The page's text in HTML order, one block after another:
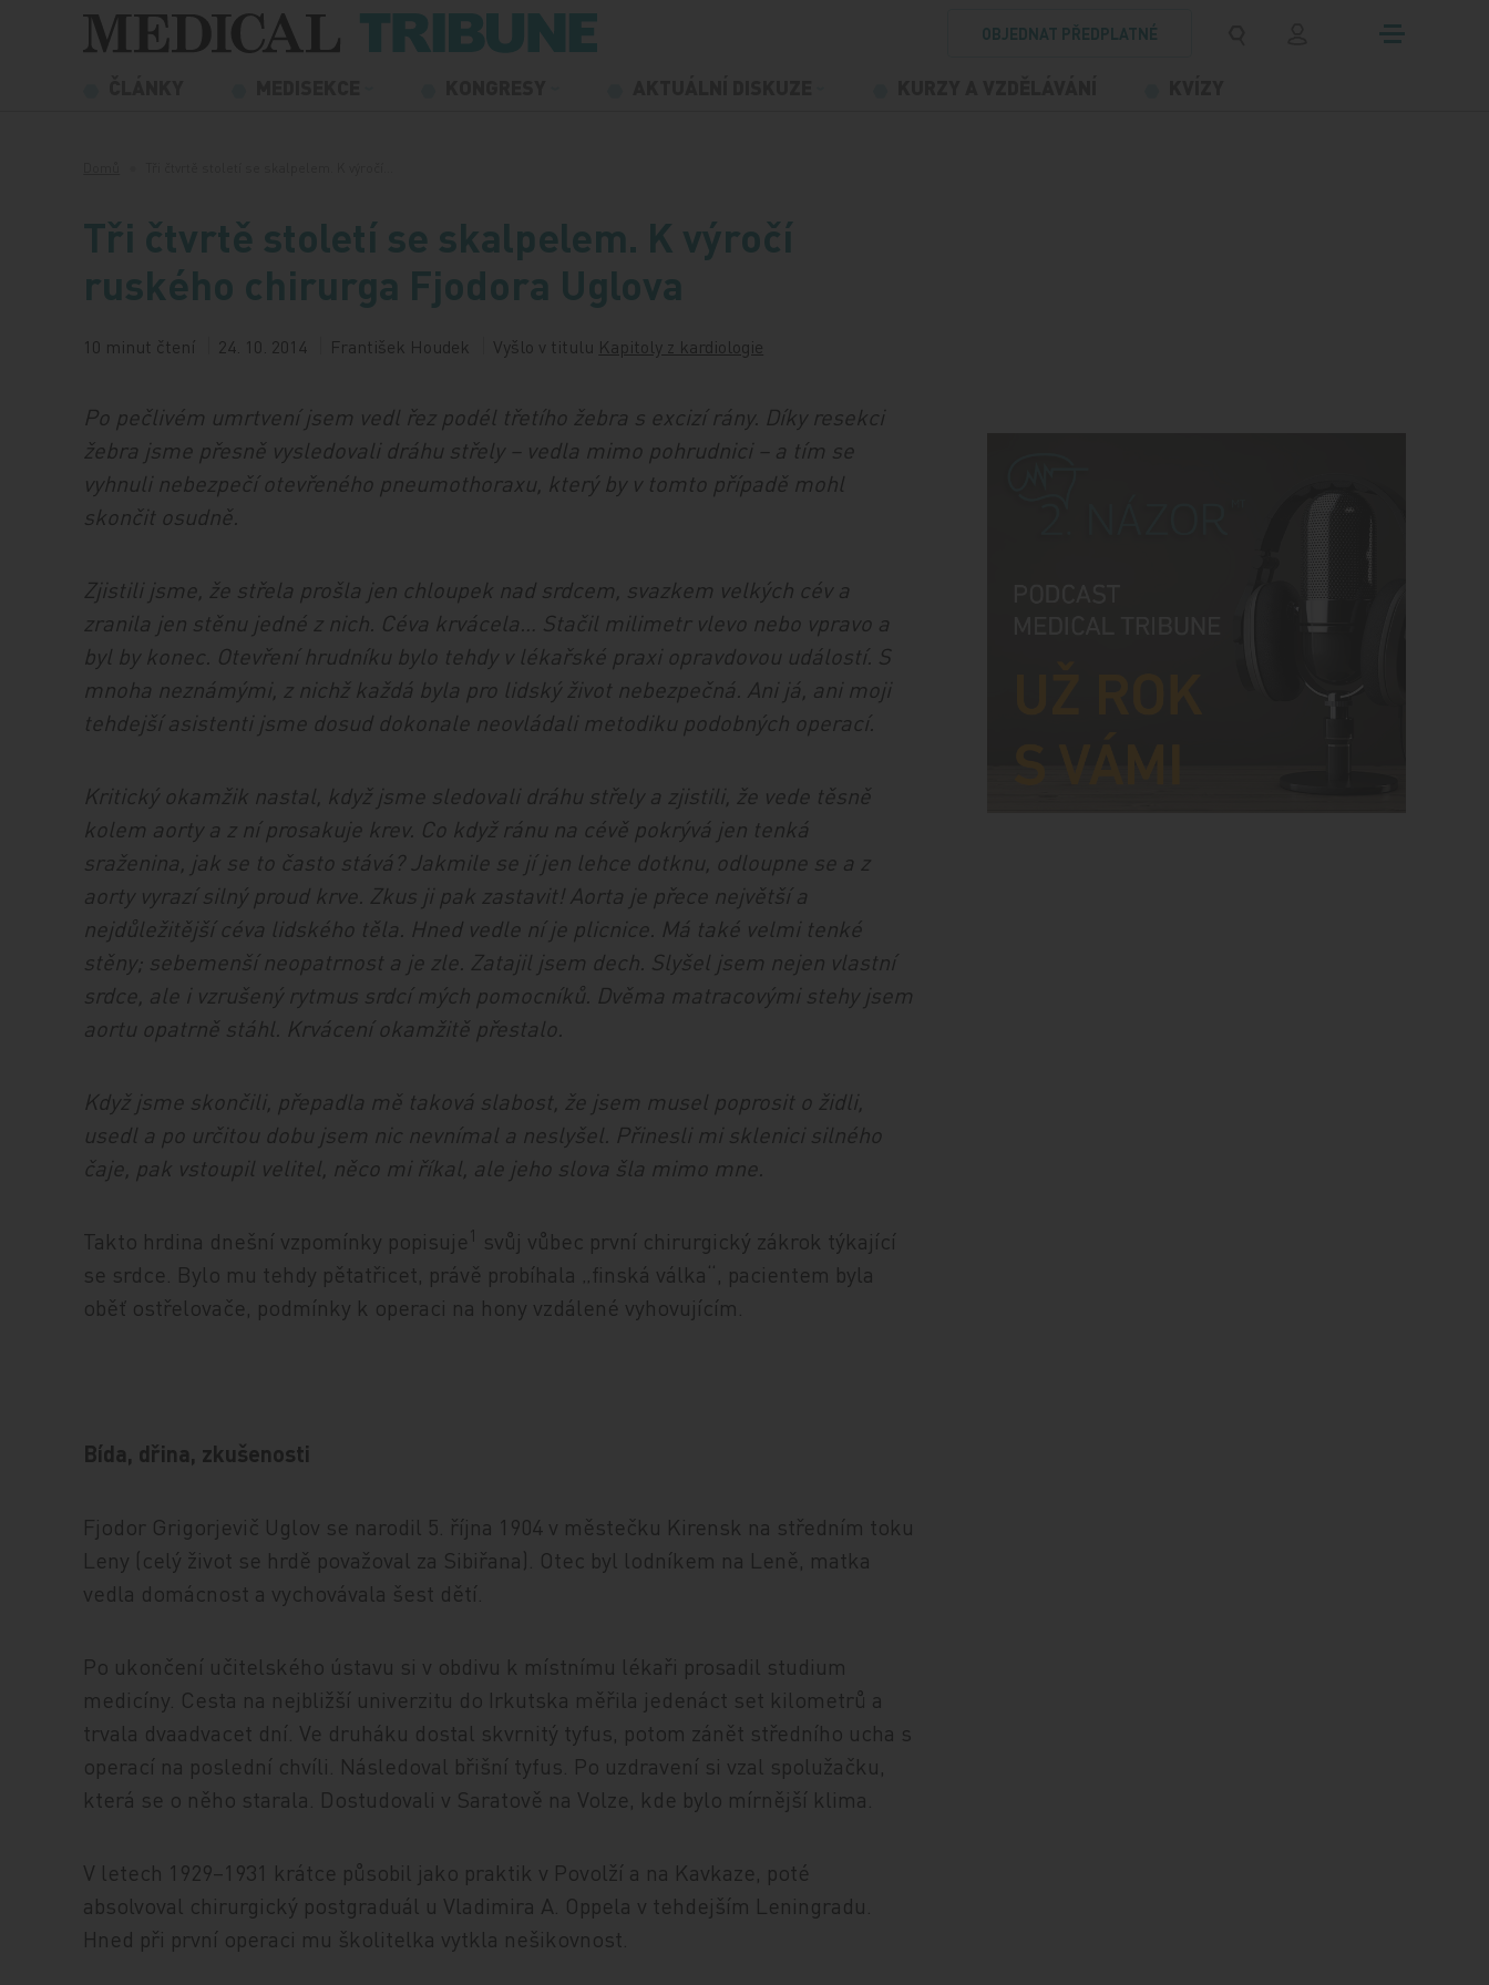
Přeskočit na obsah
OBJEDNAT PŘEDPLATNÉ
Tři čtvrtě století se skalpelem. K výročí
ruského chirurga Fjodora Uglova
10 minut čtení 24. 10. 2014 František Houdek Vyšlo v titulu Kapitoly z kardiologie
Po pečlivém umrtvení jsem vedl řez podél třetího žebra s excizí rány. Díky resekci
žebra jsme přesně vysledovali dráhu střely – vedla mimo pohrudnici – a tím se
vyhnuli nebezpečí otevřeného pneumothoraxu, který by v tomto případě mohl
skončit osudně.
Zjistili jsme, že střela prošla jen chloupek nad srdcem, svazkem velkých cév a
zranila jen stěnu jedné z nich. Céva krvácela… Stačil milimetr vlevo nebo vpravo a
byl by konec. Otevření hrudníku bylo tehdy v lékařské praxi opravdovou událostí. S
mnoha neznámými, z nichž každá byla pro lidský život nebezpečná. Ani já, ani moji
tehdejší asistenti jsme dosud dokonale neovládali metodiku podobných operací.
Kritický okamžik nastal, když jsme sledovali dráhu střely a zjistili, že vede těsně
kolem aorty a z ní prosakuje krev. Co když ránu na cévě pokrývá jen tenká
sraženina, jak se to často stává? Jakmile se jí jen lehce dotknu, odloupne se a z
aorty vyrazí silný proud krve. Zkus ji pak zastavit! Aorta je přece největší a
nejdůležitější céva lidského těla. Hned vedle ní je plicnice. Má také velmi tenké
stěny; sebemenší neopatrnost a je zle. Zatajil jsem dech. Slyšel jsem nejen vlastní
srdce, ale i vzrušený rytmus srdcí mých pomocníků. Dvěma matracovými stehy jsem
aortu opatrně stáhl. Krvácení okamžitě přestalo.
Když jsme skončili, přepadla mě taková slabost, že jsem musel poprosit o židli,
usedl a po určitou dobu jsem nic nevnímal a neslyšel. Přinesli mi sklenici silného
čaje, pak vstoupil velitel, něco mi říkal, ale jeho slova šla mimo mne.
Takto hrdina dnešní vzpomínky popisuje 1 svůj vůbec první chirurgický zákrok týkající
se srdce. Bylo mu tehdy pětatřicet, právě probíhala „finská válka“, pacientem byla
oběť ostřelovače, podmínky k operaci na hony vzdálené vyhovujícím.
Bída, dřina, zkušenosti
Fjodor Grigorjevič Uglov se narodil 5. října 1904 v městečku Kirensk na středním toku
Leny (celý život se hrdě považoval za Sibiřana). Otec byl lodníkem na Leně, matka
vedla domácnost a vychovávala šest dětí.
Po ukončení učitelského ústavu si v obdivu k místnímu lékaři prosadil studium
medicíny. Cesta na nejbližší univerzitu do Irkutska měřila jedenáct set kilometrů a
trvala dvaadvacet dní. Ve druháku dostal skvrnitý tyfus, potom zánět středního ucha s
operací na poslední chvíli. Následoval břišní tyfus. Po uzdravení si vzal spolužačku,
která se o něho starala. Dostudovali v Saratově na Volze, kde bylo mírnější klima.
V letech 1929–1931 krátce působil jako praktik v Povolží a na Kavkaze, poté
absolvoval chirurgický postgraduál u Vladimira A. Oppela v tehdejším Leningradu.
Hned při první operaci mu školitelka vytkla nešikovnost.